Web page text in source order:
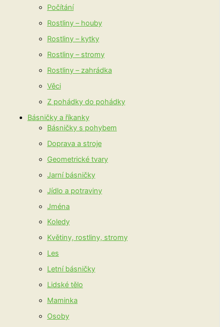
Počítání
Rostliny – houby
Rostliny – kytky
Rostliny – stromy
Rostliny – zahrádka
Věci
Z pohádky do pohádky
Básničky a říkanky
Básničky s pohybem
Doprava a stroje
Geometrické tvary
Jarní básničky
Jídlo a potraviny
Jména
Koledy
Květiny, rostliny, stromy
Les
Letní básničky
Lidské tělo
Maminka
Osoby